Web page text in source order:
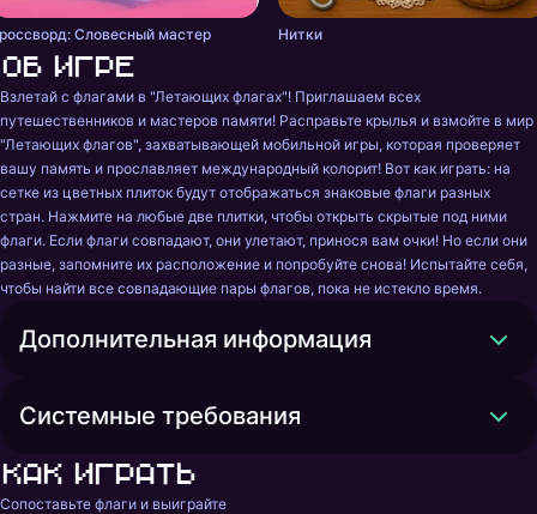
Словесный мастер Нитки
Об игре
Взлетай с флагами в "Летающих флагах"! Приглашаем всех
путешественников и мастеров памяти! Расправьте крылья и взмойте в мир
"Летающих флагов", захватывающей мобильной игры, которая проверяет
вашу память и прославляет международный колорит! Вот как играть: на
сетке из цветных плиток будут отображаться знаковые флаги разных
стран. Нажмите на любые две плитки, чтобы открыть скрытые под ними
флаги. Если флаги совпадают, они улетают, принося вам очки! Но если они
разные, запомните их расположение и попробуйте снова! Испытайте себя,
чтобы найти все совпадающие пары флагов, пока не истекло время.
Дополнительная информация
Системные требования
Как играть
Сопоставьте флаги и выиграйте